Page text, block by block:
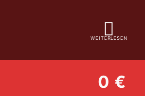
WEITERLESEN
0 €